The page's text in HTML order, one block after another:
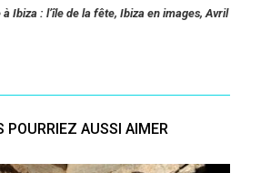
Ibiza : l’île de la fête, Ibiza en images, Avril
POURRIEZ AUSSI AIMER